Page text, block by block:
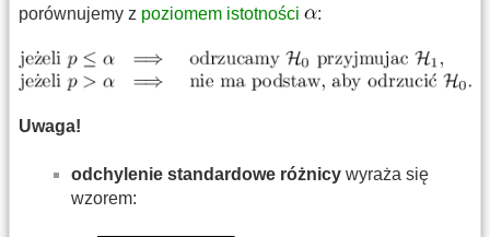
porównujemy z poziomem istotności :
Uwaga!
odchylenie standardowe różnicy wyraża się
wzorem: